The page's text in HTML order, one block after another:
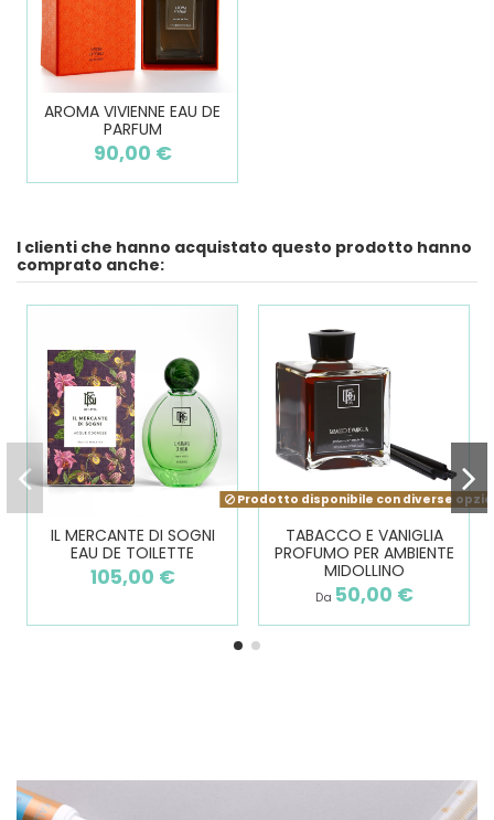
AROMA VIVIENNE EAU DE
PARFUM
90,00 €
I clienti che hanno acquistato questo prodotto hanno
comprato anche:
IL MERCANTE DI SOGNI
EAU DE TOILETTE
105,00 €
Prodotto disponibile con diverse
TABACCO E VANIGLIA
PROFUMO PER AMBIENTE
MIDOLLINO
Da 50,00 €